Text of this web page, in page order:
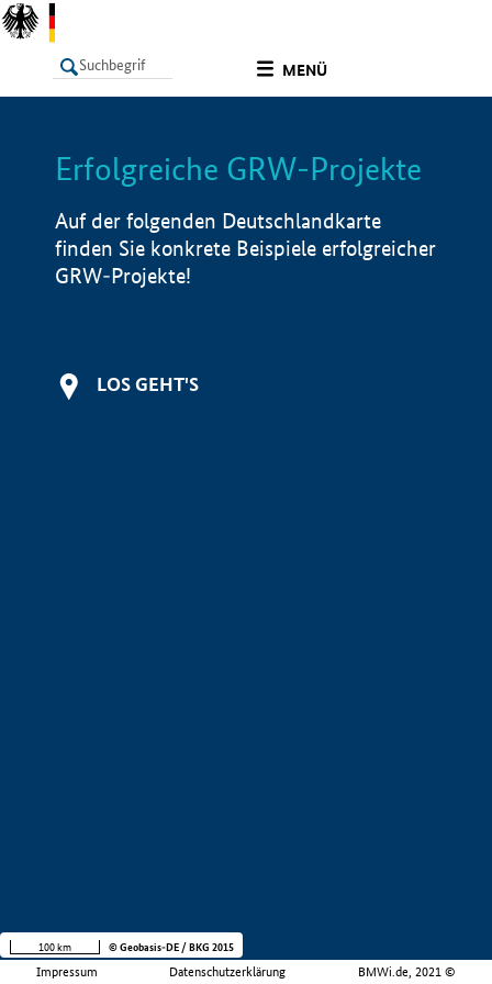
MENÜ
LISTE Info
Erfolgreiche GRW-Projekte
Auf der folgenden Deutschlandkarte
finden Sie konkrete Beispiele erfolgreicher
GRW-Projekte!
LOS GEHT'S
Impressum Datenschutzerklärung BMWi.de, 2021 ©
100 km © Geobasis-DE / BKG 2015